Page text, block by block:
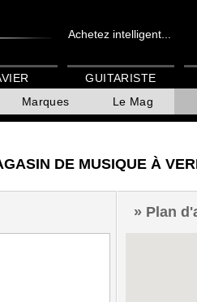
Achetez intelligent...
Marques Le Mag
GUITARISTE
DE MUSIQUE À
Plan